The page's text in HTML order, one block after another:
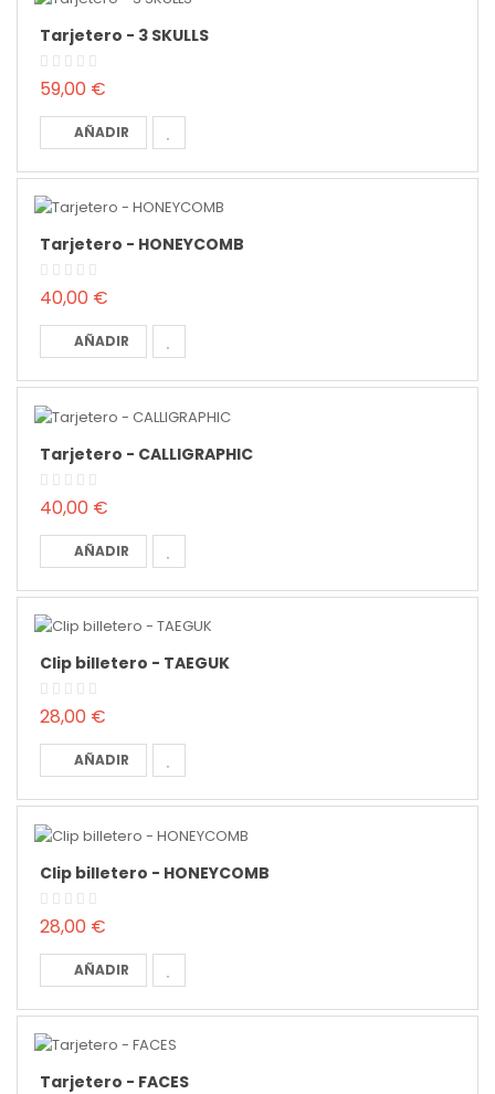
Tarjetero - 3 SKULLS
59,00 €
AÑADIR
Tarjetero - HONEYCOMB
40,00 €
AÑADIR
Tarjetero - CALLIGRAPHIC
40,00 €
AÑADIR
Clip billetero - TAEGUK
28,00 €
AÑADIR
Clip billetero - HONEYCOMB
28,00 €
AÑADIR
Tarjetero - FACES